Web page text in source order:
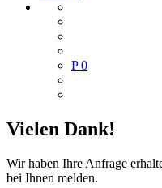
P 0
Vielen Dank!
Wir haben Ihre Anfrage
bei Ihnen melden.